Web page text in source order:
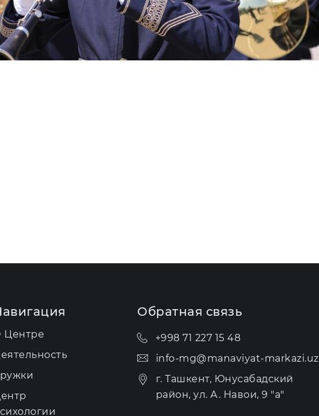
Центре
Обратная связь
+998 71 227 15 48
info-mg@manaviyat-markazi.uz
г. Ташкент, Юнусабадский
район, ул. А. Навои, 9 "а"